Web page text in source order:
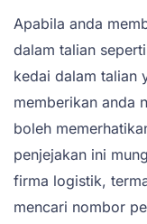
Apabila anda
dalam talian
kedai dalam talian
memberikan anda
boleh
penjejakan ini
firma logistik,
mencari nombor